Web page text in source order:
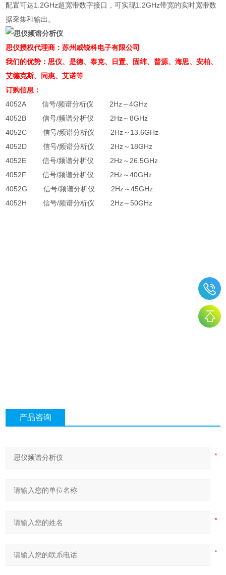
配置可达1.2GHz超宽带数字接口，可实现1.2GHz带宽的实时宽带数
据采集和输出。
思仪授权代理商：苏州威锐科电子有限公司
我们的优势：思仪、是德、泰克、日置、固纬、普源、海思、安柏、
艾德克斯、同惠、艾诺等
订购信息：
4052A 信号/频谱分析仪 2Hz～4GHz
4052B 信号/频谱分析仪 2Hz～8GHz
4052C 信号/频谱分析仪 2Hz～13.6GHz
4052D 信号/频谱分析仪 2Hz～18GHz
4052E 信号/频谱分析仪 2Hz～26.5GHz
4052F 信号/频谱分析仪 2Hz～40GHz
4052G 信号/频谱分析仪 2Hz～45GHz
4052H 信号/频谱分析仪 2Hz～50GHz
产品咨询